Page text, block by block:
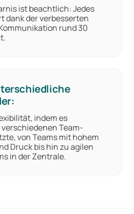
ist beachtlich: Jedes
dank der verbesserten
rund 30
indem es
Team-
von Teams mit hohem
Druck bis hin zu agilen
in der Zentrale.